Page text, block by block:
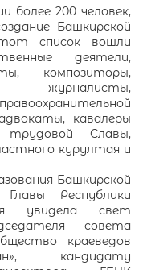
более 200 человек,
Башкирской
список вошли
деятели,
композиторы,
журналисты,
кавалеры
Славы,
курултая и
Башкирской
Республики
увидела свет
совета
краеведов
кандидату